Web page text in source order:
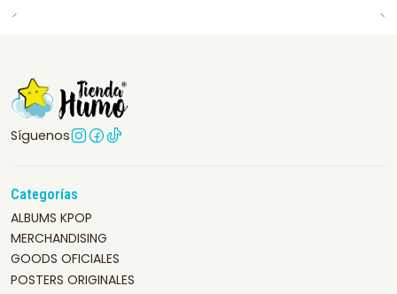
Síguenos
Categorías
ALBUMS KPOP
MERCHANDISING
GOODS OFICIALES
POSTERS ORIGINALES